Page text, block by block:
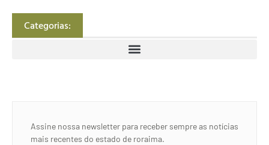
Categorias:
Assine nossa newsletter para receber sempre as notícias
mais recentes do estado de roraima.